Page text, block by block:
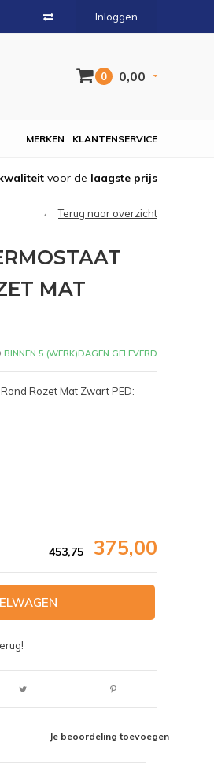
Inloggen
0 0,00
KLANTENSERVICE
MERKEN
voor de laagste prijs
Terug naar overzicht
MAT
BINNEN 5 (WERK)DAGEN GELEVERD
Rozet Mat Zwart PED:
453,75 375,00
Je beoordeling toevoegen